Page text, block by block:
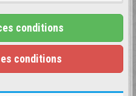
conditions
conditions